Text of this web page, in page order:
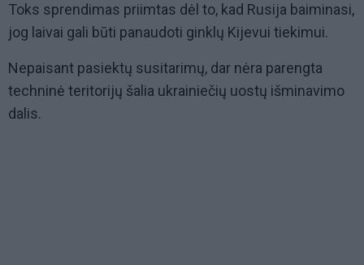
Toks sprendimas priimtas dėl to, kad Rusija baiminasi,
jog laivai gali būti panaudoti ginklų Kijevui tiekimui.
Nepaisant pasiektų susitarimų, dar nėra parengta
techninė teritorijų šalia ukrainiečių uostų išminavimo
dalis.